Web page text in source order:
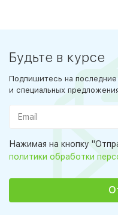
Будьте в курсе
Подпишитесь на последние
и специальных
Нажимая на кнопку
политики обработки